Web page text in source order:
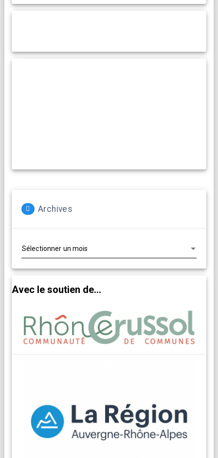
Archives
Avec le soutien de...